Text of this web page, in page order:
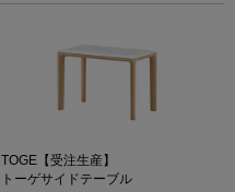
TOGE【受注生産】
トーゲサイドテーブル